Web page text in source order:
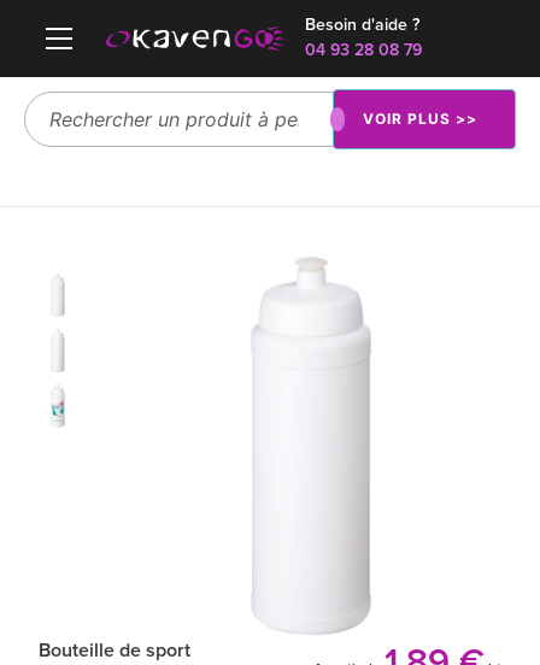
Besoin d'aide ?
04 93 28 08 79
VOIR PLUS >>
Bouteille de sport